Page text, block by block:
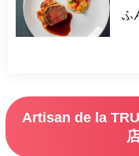
ふ
間
※
Artisan de la